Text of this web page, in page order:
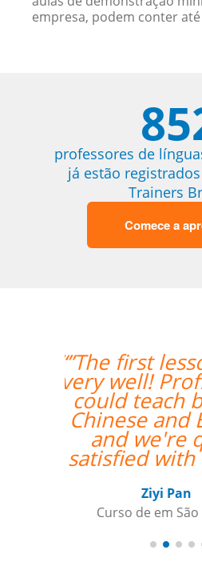
empresa, podem conter
professores de
já estão
Trainers
Comece a
“”A
experiência,
as
brasileiro,
Curso de Alemão
Sul